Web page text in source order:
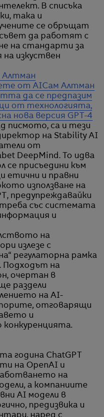
В списъка
така и
се обръщат
да работят с
на стандарти за
изкуствен
Алтман
от AIСам Алтман
да се предпазим
от технологията,
нова версия GPT-4
писмото, са и тези
на Stability AI
от
DeepMind. То идва
се присъедини към
етични и правни
използване на
предупреждавайки
със системата
и
на
излезе с
регулаторна рамка
Подходът на
очертан в
раздели
на AI-
отговарящи
и
конкуренцията.
година ChatGPT
на OpenAI и
на
а компаниите
AI модели в
предизвика и